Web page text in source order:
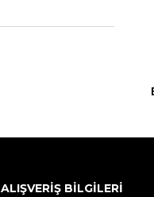
ALIŞVERİŞ BİLGİLERİ